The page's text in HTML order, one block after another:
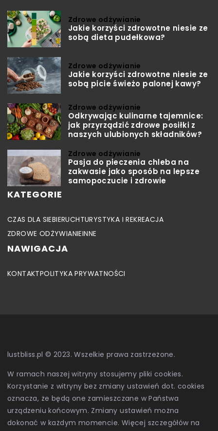
Zdrowe odżywianie
Jakie korzyści zdrowotne niesie ze
sobą dieta pudełkowa?
Zdrowe odżywianie
Jakie korzyści zdrowotne niesie ze
sobą picie świeżo palonej kawy?
Zdrowe odżywianie
Odkrywając kulinarne tajemnice:
jak przyrządzić zdrowe posiłki z
naszych ulubionych składników?
Zdrowe odżywianie
Pasja do pieczenia chleba na
zakwasie jako sposób na lepsze
samopoczucie i zdrowie
KATEGORIE
CZAS DLA SIEBIERUCHTURYSTYKA I REKREACJA
ZDROWE ODŻYWIANIEINNE
NAWIGACJA
KONTAKTPOLITYKA PRYWATNOŚCI
lustbliss.pl © 2023. Wszelkie prawa zastrzeżone.
W ramach naszej witryny stosujemy pliki cookies.
Korzystanie z witryny bez zmiany ustawień dot. cookies
oznacza, że będą one zamieszczane w Państwa
urządzeniu końcowym. Zmiany ustawień można
dokonać w każdym momencie. Więcej szczegółów na